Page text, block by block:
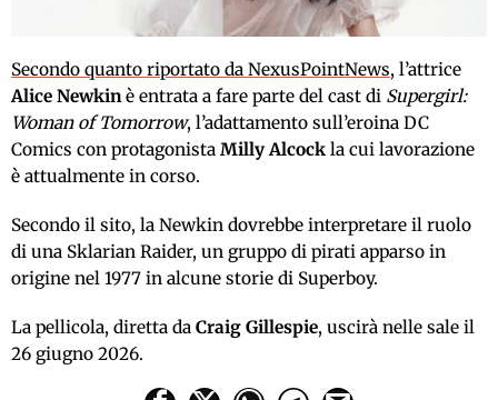
Secondo quanto riportato da NexusPointNews, l’attrice
Alice Newkin è entrata a fare parte del cast di Supergirl:
Woman of Tomorrow, l’adattamento sull’eroina DC
Comics con protagonista Milly Alcock la cui lavorazione
è attualmente in corso.
Secondo il sito, la Newkin dovrebbe interpretare il ruolo
di una Sklarian Raider, un gruppo di pirati apparso in
origine nel 1977 in alcune storie di Superboy.
La pellicola, diretta da Craig Gillespie, uscirà nelle sale il
26 giugno 2026.